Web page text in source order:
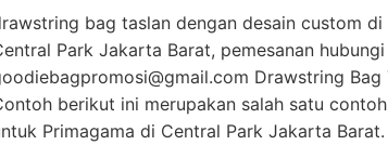
bag taslan dengan desain custom di
Park Jakarta Barat, pemesanan hubungi
Drawstring Bag
berikut ini merupakan salah satu
Primagama di Central Park Jakarta